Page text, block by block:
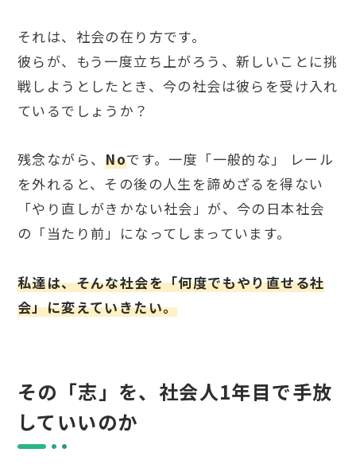
それは、社会の在り方です。
彼らが、もう一度立ち上がろう、新しいことに挑
戦しようとしたとき、今の社会は彼らを受け入れ
ているでしょうか？
残念ながら、Noです。一度「一般的な」 レール
を外れると、その後の人生を諦めざるを得ない
「やり直しがきかない社会」が、今の日本社会
の「当たり前」になってしまっています。
私達は、そんな社会を「何度でもやり直せる社
会」に変えていきたい。
その「志」を、社会人1年目で手放
していいのか